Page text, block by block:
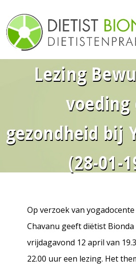
Home
Vergoeding
Lezing
voeding
gezondheid bij
(28-01-
Op verzoek van
Chavanu geeft diëtist Bionda
vrijdagavond 12 april van
22.00 uur een lezing. Het